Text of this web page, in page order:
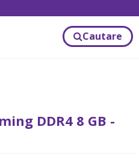
Cautare
DDR4 8 GB -